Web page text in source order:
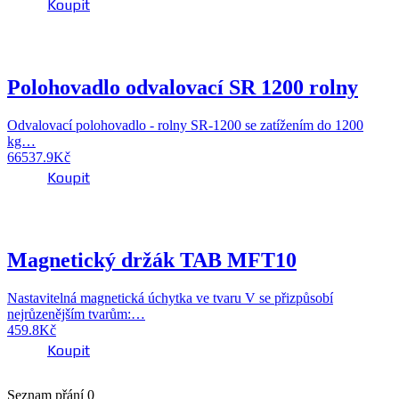
Koupit
Polohovadlo odvalovací SR 1200 rolny
Odvalovací polohovadlo - rolny SR-1200 se zatížením do 1200
kg…
66537.9Kč
Koupit
Magnetický držák TAB MFT10
Nastavitelná magnetická úchytka ve tvaru V se přizpůsobí
nejrůzenějším tvarům:…
459.8Kč
Koupit
Seznam přání0